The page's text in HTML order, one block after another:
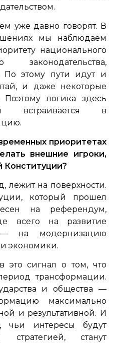
уже давно говорят. В
мы наблюдаем
национального
По этому пути идут и
и даже некоторые
логика здесь
встраивается в
приоритетах
внешние игроки,
Конституции?
лежит на поверхности.
который прошел
на референдум,
всего на развитие
— на модернизацию
и экономики.
это сигнал о том, что
трансформации.
и общества —
максимально
и результативной. И
чьи интересы будут
станут